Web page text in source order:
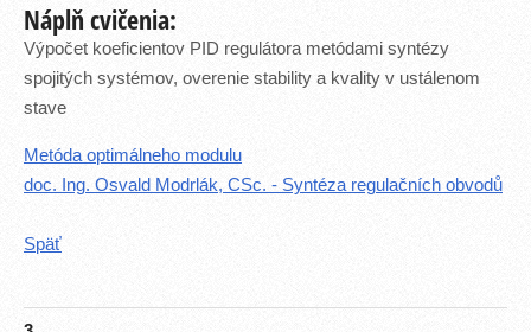
Náplň cvičenia:
Výpočet koeficientov PID regulátora metódami syntézy
spojitých systémov, overenie stability a kvality v ustálenom
stave
Metóda optimálneho modulu
doc. Ing. Osvald Modrlák, CSc. - Syntéza regulačních obvodů
Späť